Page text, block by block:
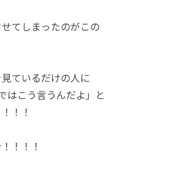
てしまったのがこの
ているだけの人に
はこう言うんだよ」と
！！
！！！